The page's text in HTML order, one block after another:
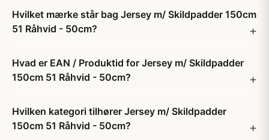
Hvilket mærke står bag Jersey m/ Skildpadder 150cm
51 Råhvid - 50cm?
Hvad er EAN / Produktid for Jersey m/ Skildpadder
150cm 51 Råhvid - 50cm?
Hvilken kategori tilhører Jersey m/ Skildpadder
150cm 51 Råhvid - 50cm?